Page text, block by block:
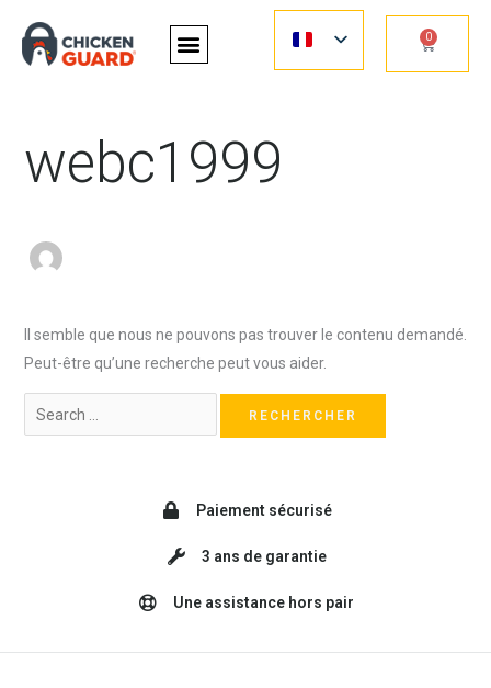
contenu
0
Panier
webc1999
Il semble que nous ne pouvons pas trouver le contenu demandé.
Peut-être qu’une recherche peut vous aider.
Paiement sécurisé
3 ans de garantie
Une assistance hors pair